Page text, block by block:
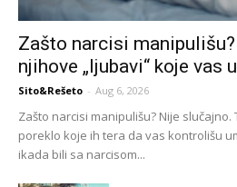
Zašto narcisi
njihove „ljubavi“ koje vas
Sito&Rešeto - Aug 6, 2026
Zašto narcisi manipulišu? Nije
poreklo koje ih tera da vas kontrolišu
ikada bili sa narcisom...